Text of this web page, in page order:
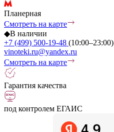
Планерная
Смотреть на карте
◆В наличии
+7 (499) 500-19-48 (10:00–23:00)
vinoteki.ru@yandex.ru
Смотреть на карте
Гарантия качества
под контролем ЕГАИС